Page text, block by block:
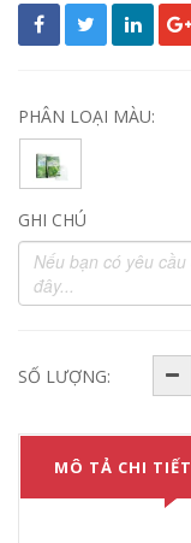
PHÂN LOẠI MÀU:
GHI CHÚ
SỐ LƯỢNG:
MÔ TẢ CHI TIẾT